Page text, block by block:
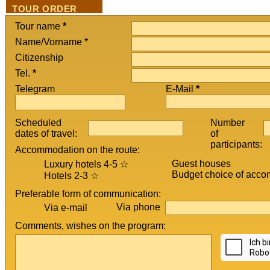
TOUR ORDER
Tour name *
Name/Vorname *
Citizenship
Tel. *
Telegram
E-Mail *
Scheduled
dates of travel:
Number
of
participants:
Accommodation on the route:
Luxury hotels 4-5 ☆
Hotels 2-3 ☆
Guest houses
Budget choice of
Preferable form of communication:
Via e-mail
Via phone
Comments, wishes on the program: